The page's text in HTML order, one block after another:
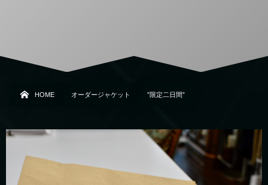
HOME オーダージャケット ”限定二日間”